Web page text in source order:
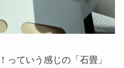
っていう感じの「石畳」